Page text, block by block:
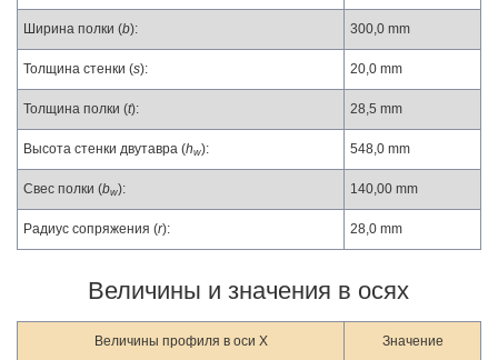
Ширина полки (b): 300,0 mm
Толщина стенки (s): 20,0 mm
Толщина полки (t): 28,5 mm
Высота стенки двутавра (hw): 548,0 mm
Свес полки (bw): 140,00 mm
Радиус сопряжения (r): 28,0 mm
Величины и значения в осях
Величины профиля в оси X Значение